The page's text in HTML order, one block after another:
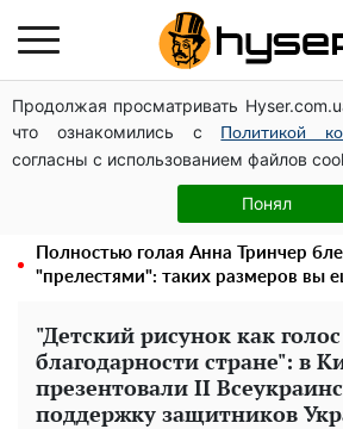
Продолжая просматривать
что ознакомились с
Политикой
согласны с использованием файлов
Понял
Дроны с наценкой: Александр
миллионы оборонного бюджета
фирму в Эстонии
Голая Елена Тополя в интересных
отвисать челюсти: слив видео –
Полностью голая Анна Тринчер
"прелестями": таких размеров вы
"Детский рисунок как голос
благодарности стране": в
презентовали ІІ
поддержку защитников